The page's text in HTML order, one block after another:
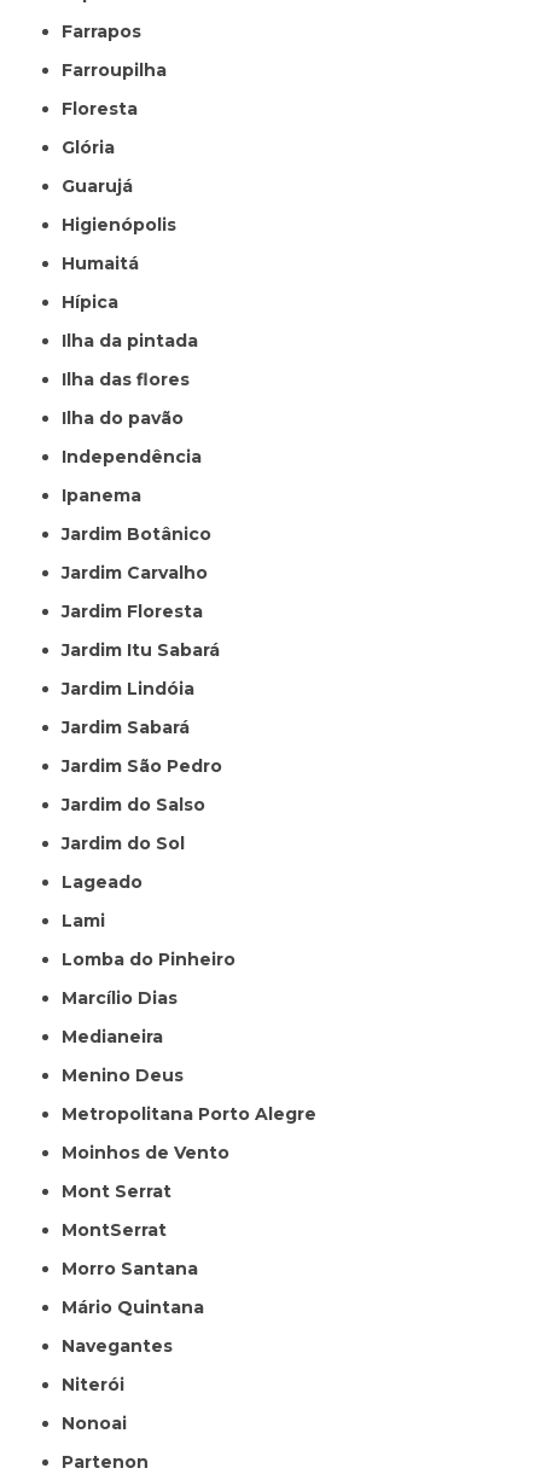
Farrapos
Farroupilha
Floresta
Glória
Guarujá
Higienópolis
Humaitá
Hípica
Ilha da pintada
Ilha das flores
Ilha do pavão
Independência
Ipanema
Jardim Botânico
Jardim Carvalho
Jardim Floresta
Jardim Itu Sabará
Jardim Lindóia
Jardim Sabará
Jardim São Pedro
Jardim do Salso
Jardim do Sol
Lageado
Lami
Lomba do Pinheiro
Marcílio Dias
Medianeira
Menino Deus
Metropolitana Porto Alegre
Moinhos de Vento
Mont Serrat
MontSerrat
Morro Santana
Mário Quintana
Navegantes
Niterói
Nonoai
Partenon